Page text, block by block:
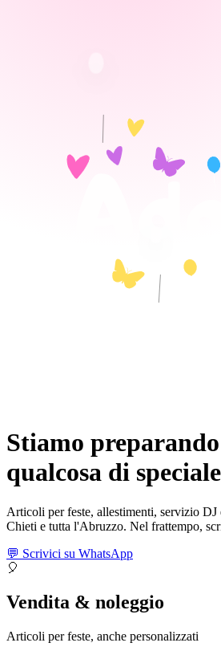
Stiamo preparando
qualcosa di speciale
Articoli per feste, allestimenti, servizio DJ
Chieti e tutta l'Abruzzo. Nel frattempo,
💬 Scrivici su WhatsApp
🎈
Vendita & noleggio
Articoli per feste, anche personalizzati